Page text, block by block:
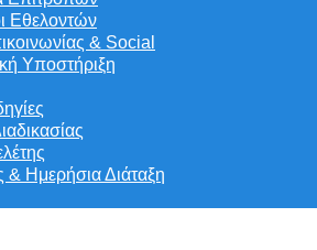
Εθελοντών
& Social
Υποστήριξη
& Ημερήσια Διάταξη